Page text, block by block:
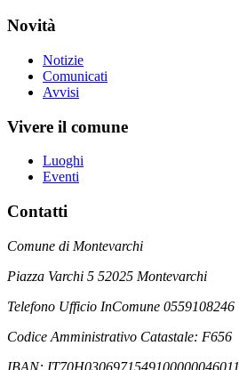
Novità
Notizie
Comunicati
Avvisi
Vivere il comune
Luoghi
Eventi
Contatti
Comune di Montevarchi
Piazza Varchi 5 52025 Montevarchi
Telefono Ufficio InComune 0559108246
Codice Amministrativo Catastale: F656
IBAN: IT70H0306971549100000046011